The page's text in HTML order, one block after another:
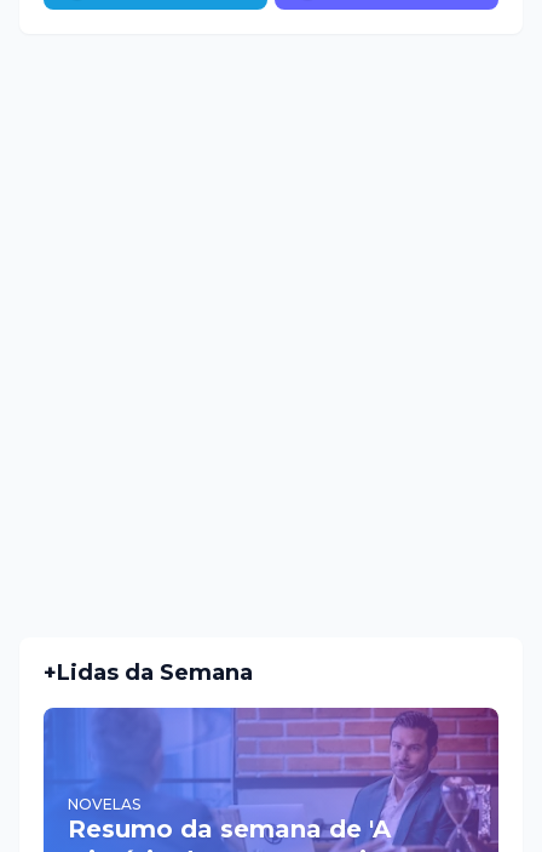
+Lidas da Semana
NOVELAS
Resumo da semana de 'A